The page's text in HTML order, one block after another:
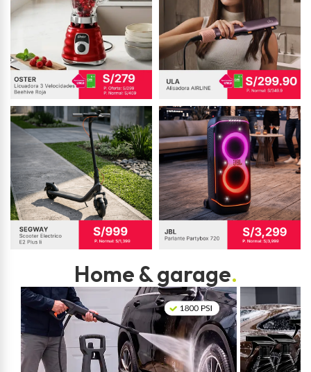
Home & garage.